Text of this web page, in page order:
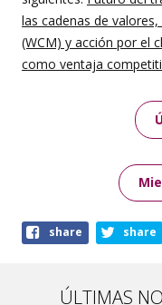
las cadenas de valores,
(WCM) y acción por el
como ventaja
Shareshare share
ÚLTIMAS